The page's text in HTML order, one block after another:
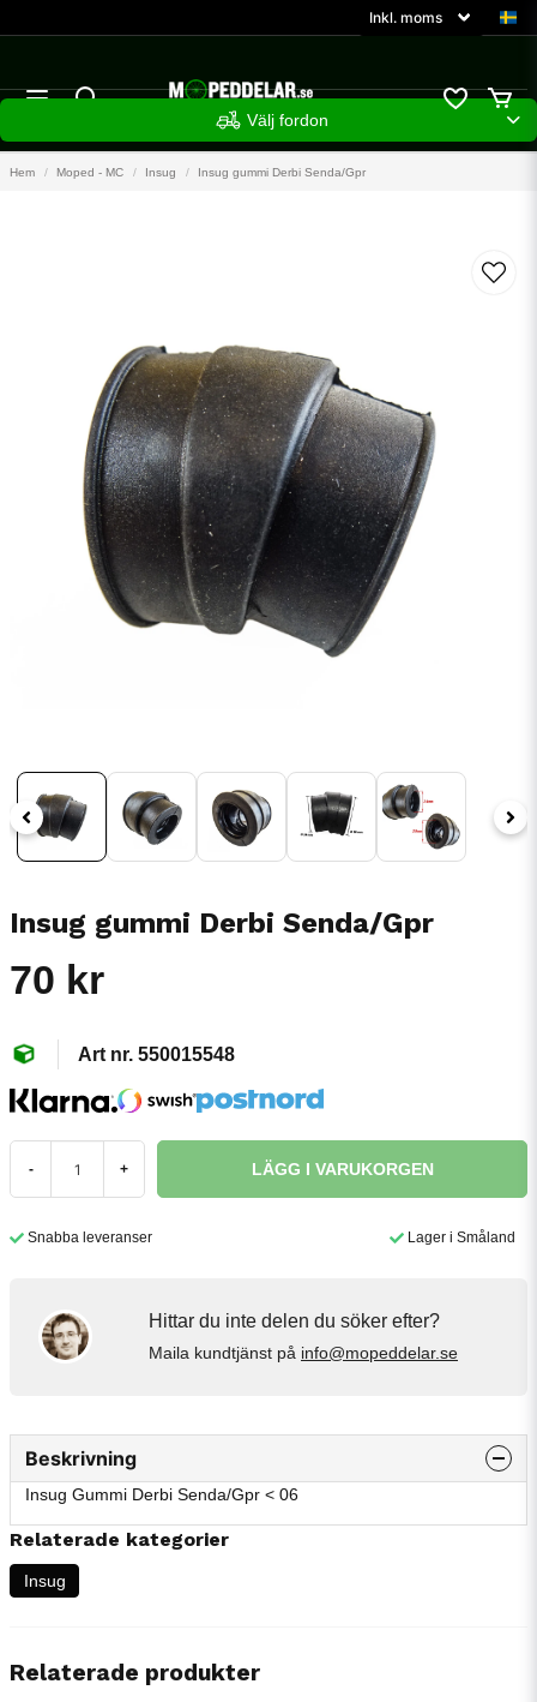
Välj fordon
Hem Moped - MC Insug Insug gummi Derbi Senda/Gpr
Insug gummi Derbi Senda/Gpr
70 kr
550015548
- + LÄGG I VARUKORGEN
Snabba leveranser Lager i Småland
Hittar du inte delen du söker efter?
Maila kundtjänst på info@mopeddelar.se
Beskrivning
Insug Gummi Derbi Senda/Gpr < 06
Relaterade kategorier
Insug
Relaterade produkter